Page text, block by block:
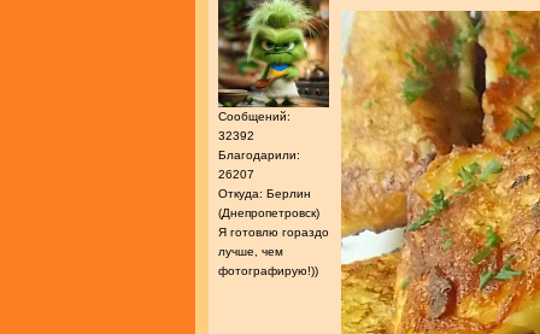
Сообщений:
32392
Благодарили:
26207
Откуда: Берлин
(Днепропетровск)
Я готовлю гораздо
лучше, чем
фотографирую!))